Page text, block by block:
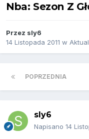
Nba: Sezon Z
Przez sly6
14 Listopada 2011 w
POPRZEDNIA
sly6
Napisano 14